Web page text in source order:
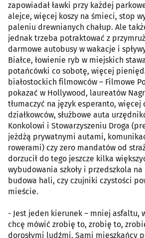
zapowiadał ławki przy każdej
alejce, więcej koszy na śmieci, stop
paleniu drewnianych chałup. Ale
jednak trzeba potraktować z
darmowe autobusy w wakacje i
Białce, łowienie ryb w miejskich
potańcówki co sobotę, więcej
białostockich filmowców – Filmowe
pokazać w Hollywood, laureatów
tłumaczyć na język esperanto, więcej
działkowców, służbowe auta
Konkolowi i Stowarzyszeniu Droga
jeżdżą prywatnymi autami,
rowerami) czy zero mandatów od
dorzucił do tego jeszcze kilka
wybudowania szkoły i przedszkola
budowa hali, czy czujniki czystości
mieście.
- Jest jeden kierunek – mniej asfaltu,
chcę mówić zrobię to, zrobię to,
dorosłymi ludźmi. Sami mieszkańcy